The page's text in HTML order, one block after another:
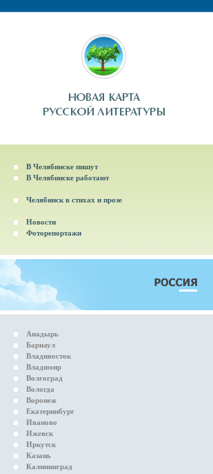
В Челябинске пишут
В Челябинске работают
Челябинск в стихах и прозе
Новости
Фоторепортажи
Анадырь
Барнаул
Владивосток
Владимир
Волгоград
Вологда
Воронеж
Екатеринбург
Иваново
Ижевск
Иркутск
Казань
Калининград